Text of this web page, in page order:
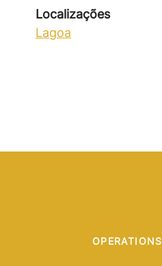
Localizações
Lagoa
OPERATIONS